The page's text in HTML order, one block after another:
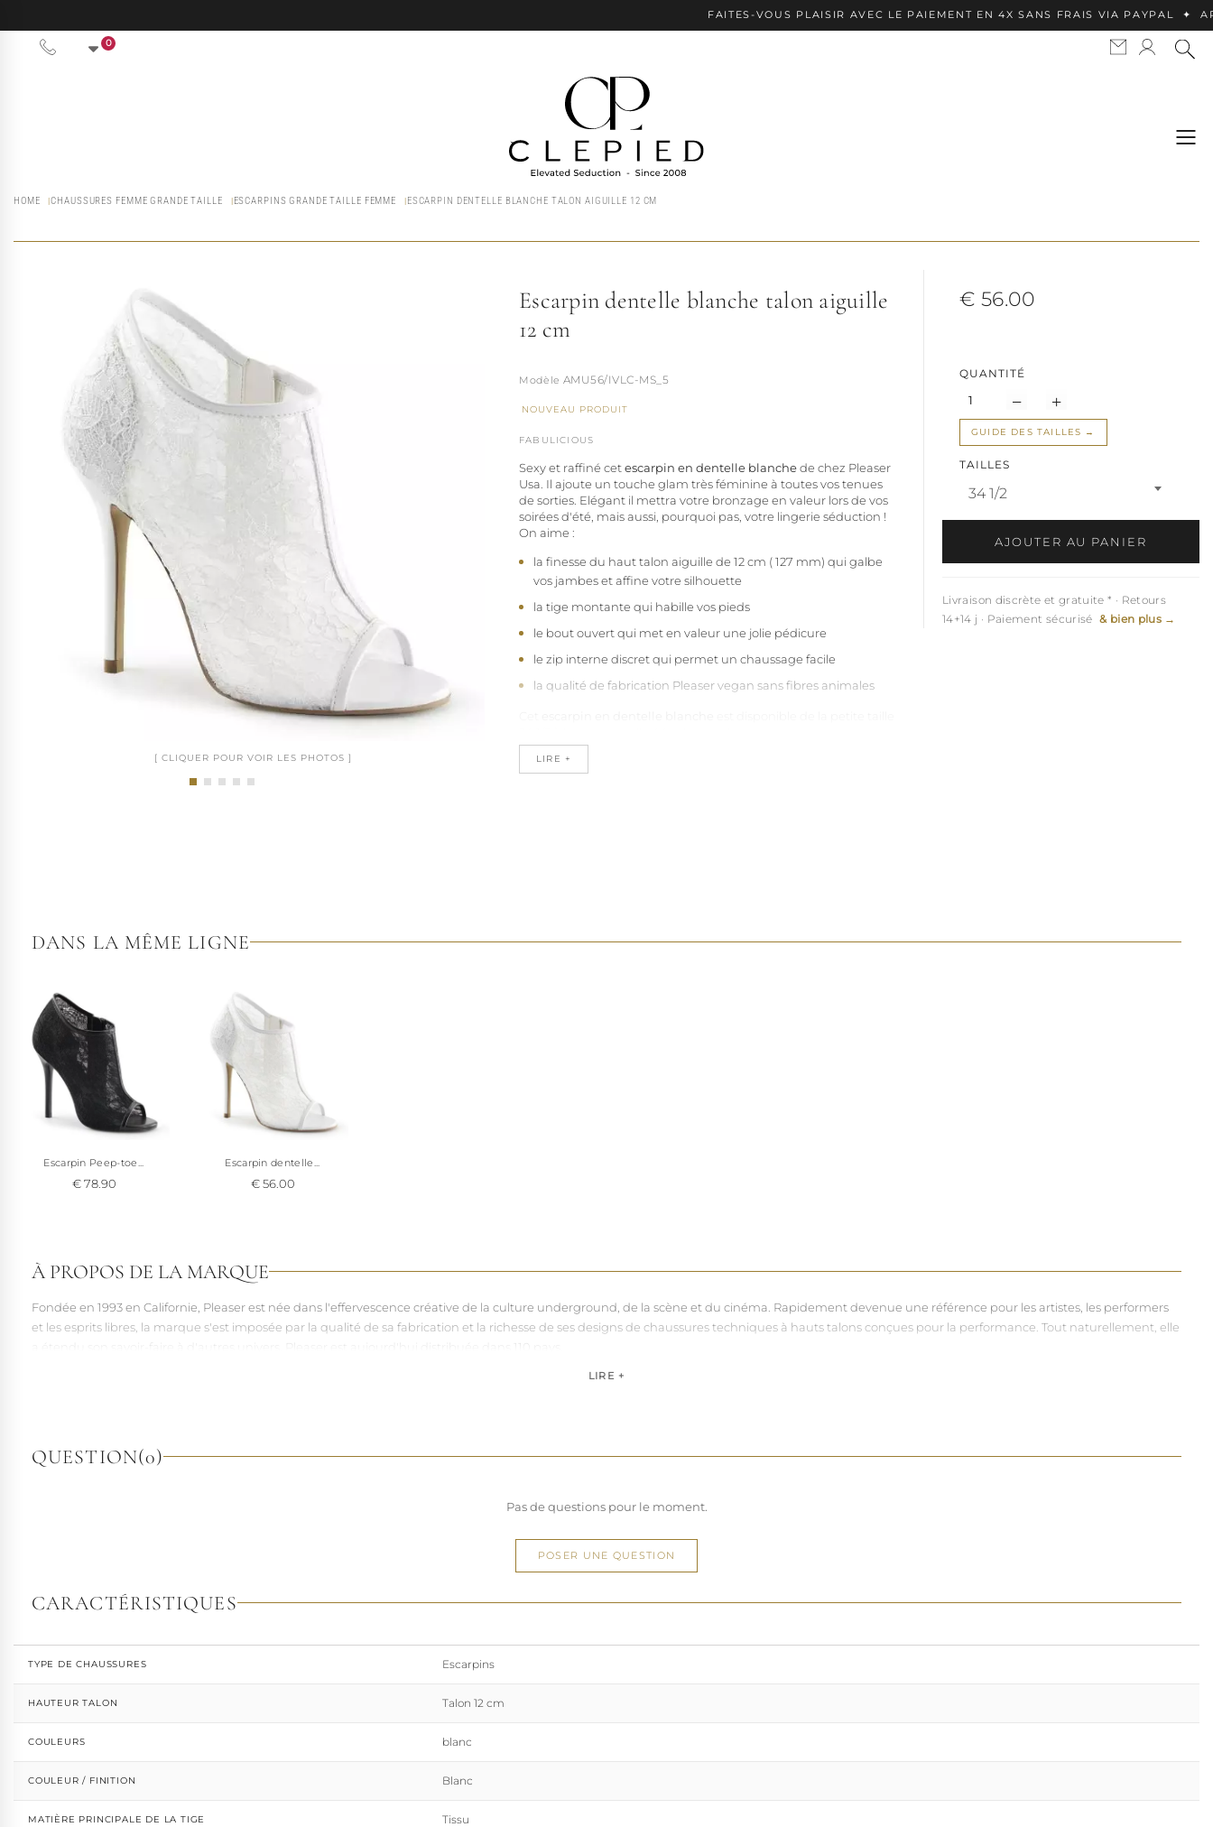
FAITES-VOUS PLAISIR AVEC LE PAIEMENT EN 4X SANS FRAIS VIA PAYPAL ✦ APPLE
0
HOME CHAUSSURES FEMME GRANDE TAILLE ESCARPINS GRANDE TAILLE FEMME ESCARPIN DENTELLE BLANCHE TALON AIGUILLE 12 CM
Escarpin dentelle blanche talon aiguille
12 cm
AMU56/IVLC-MS_5
NOUVEAU PRODUIT
FABULICIOUS
Sexy et raffiné cetescarpin en dentelle blanchede chez Pleaser
Usa. Il ajoute un touche glam très féminine à toutes vos tenues
de sorties. Elégant il mettra votre bronzage en valeur lors de vos
soirées d'été, mais aussi, pourquoi pas, votre lingerie séduction !
On aime :
la finesse du haut talon aiguille de 12 cm ( 127 mm) qui galbe
vos jambes et affine votre silhouette
la tige montante qui habille vos pieds
le bout ouvert qui met en valeur une jolie pédicure
le zip interne discret qui permet un chaussage facile
la qualité de fabrication Pleaser vegan sans fibres animales
Note de la rédaction : dans les grandes pointures, ce modèle sera
parfait pour les pieds moyens à larges qui y trouveront leur aise.
LIRE +
€ 56.00
QUANTITÉ
GUIDE DES TAILLES
TAILLES
34 1/2
AJOUTER AU PANIER
Livraison discrète et gratuite * · Retours
14+14 j · Paiement sécurisé & bien plus →
DANS LA MÊME LIGNE
Escarpin Peep-toe...
€ 78.90
Escarpin dentelle...
€ 56.00
À PROPOS DE LA MARQUE
Fondée en 1993 en Californie, Pleaser est née dans l'effervescence créative de la culture underground, de la scène et du cinéma. Rapidement devenue une référence pour les artistes, les performers
et les esprits libres, la marque s'est imposée par la qualité de sa fabrication et la richesse de ses designs de chaussures techniques à hauts talons conçues pour la performance. Tout naturellement, elle
a étendu son savoir-faire à d'autres univers. Pleaser est aujourd'hui distribuée dans 110 pays.
À l'écart du courant mainstream des grandes franchises de la mode, Pleaser propose des collections ultra féminines et des univers divers et riches, souvent disponibles dans une large gamme de
LIRE +
QUESTION(0)
Pas de questions pour le moment.
POSER UNE QUESTION
CARACTÉRISTIQUES
TYPE DE CHAUSSURES Escarpins
HAUTEUR TALON Talon 12 cm
COULEURS blanc
COULEUR / FINITION Blanc
MATIÈRE PRINCIPALE DE LA TIGE Tissu